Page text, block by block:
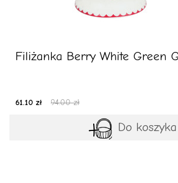
Filiżanka Berry White Green
61.10 zł 94.00 zł
Do koszyka